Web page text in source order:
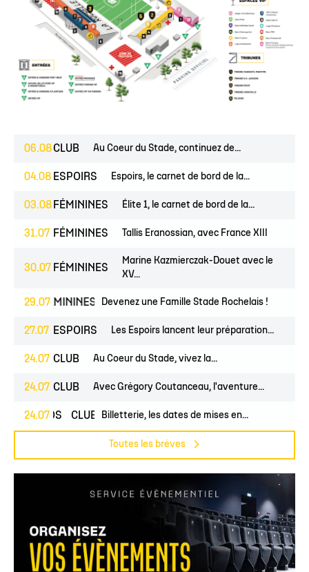
06.08CLUB Au Coeur du Stade, continuez de...
04.08 ESPOIRS Espoirs, le carnet de bord de la...
03.08 FÉMININES Élite 1, le carnet de bord de la...
31.07 FÉMININES Tallis Eranossian, avec France XIII
30.07 FÉMININES
Marine Kazmierczak-Douet avec le
XV...
29.07
FÉMININES CLUBDevenez une Famille Stade Rochelais !
27.07 ESPOIRS Les Espoirs lancent leur préparation...
24.07 CLUB Au Coeur du Stade, vivez la...
24.07 CLUB Avec Grégory Coutanceau, l'aventure...
24.07
PROS CLUB Billetterie, les dates de mises en...
Toutes les brèves